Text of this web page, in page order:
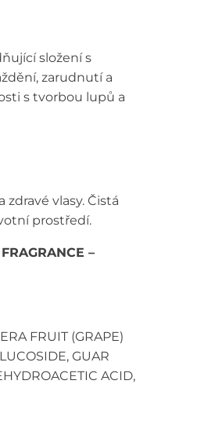
složení s
zarudnutí a
s tvorbou lupů a
vlasy. Čistá
prostředí.
–
FRUIT (GRAPE)
GUAR
ACID,